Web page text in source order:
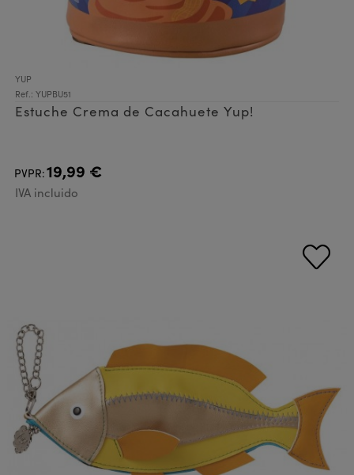
YUP
Ref.: YUPBU51
Estuche Crema de Cacahuete Yup!
PVPR:19,99 €
IVA incluido